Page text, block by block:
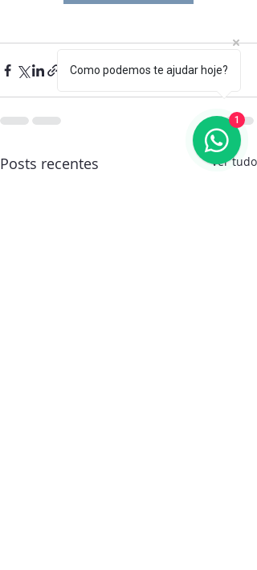
Posts recentes Ver tudo
Como podemos te ajudar hoje?
1